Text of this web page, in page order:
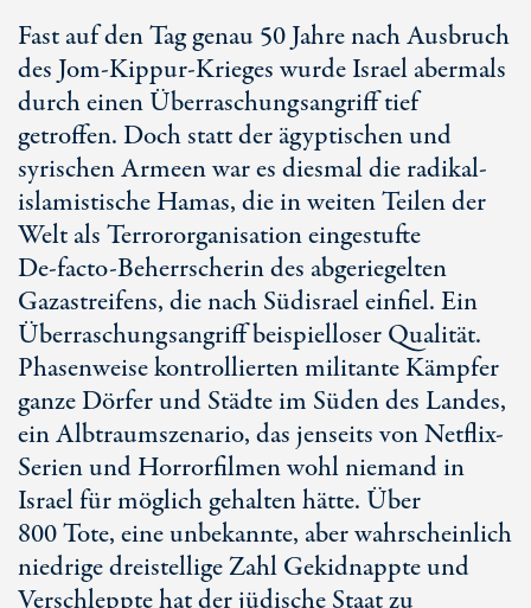
Fast auf den Tag genau 50 Jahrenach Ausbruch
desJom-Kippur-Krieges wurde Israel abermals
durch einen Überraschungsangriff tief
getroffen. Doch statt der ägyptischen und
syrischen Armeen war es diesmal die radikal-
islamistische Hamas, die in weiten Teilen der
Welt als Terrororganisation eingestufte
De-facto-Beherrscherin des abgeriegelten
Gazastreifens, die nach Südisrael einfiel. Ein
Überraschungsangriff beispielloser Qualität.
Phasenweise kontrollierten militante Kämpfer
ganze Dörfer und Städte im Süden des Landes,
ein Albtraumszenario, das jenseits von Netflix-
Serien und Horrorfilmen wohl niemand in
Israel für möglich gehalten hätte. Über
800 Tote, eine unbekannte, aber wahrscheinlich
niedrige dreistellige Zahl Gekidnappte und